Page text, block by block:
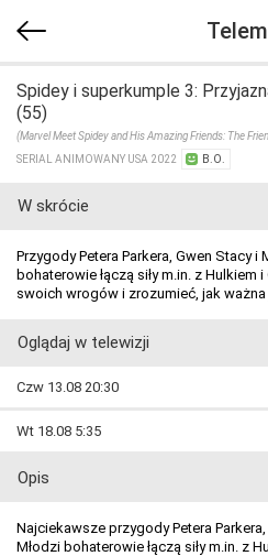
Spidey i superkumple 3:
(55)
(Marvel Meet Spidey and His Amazing Friends: The
SERIAL ANIMOWANY USA 2022
B.O.
W skrócie
Przygody Petera Parkera, Gwen Stacy i
bohaterowie łączą siły m.in. z Hulkiem
swoich wrogów i zrozumieć, jak
Oglądaj w telewizji
Czw 13.08 20:30
Wt 18.08 5:35
Opis
Najciekawsze przygody Petera
Młodzi bohaterowie łączą siły m.in. z